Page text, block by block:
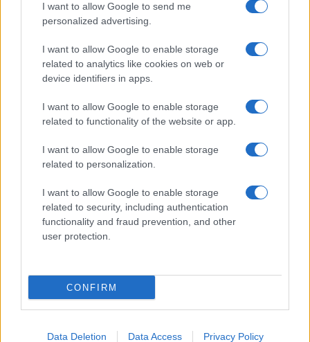
I want to allow Google to send me
personalized advertising.
I want to allow Google to enable storage
related to analytics like cookies on web or
device identifiers in apps.
I want to allow Google to enable storage
related to functionality of the website or app.
I want to allow Google to enable storage
related to personalization.
I want to allow Google to enable storage
related to security, including authentication
functionality and fraud prevention, and other
user protection.
CONFIRM
Data Deletion Data Access Privacy Policy